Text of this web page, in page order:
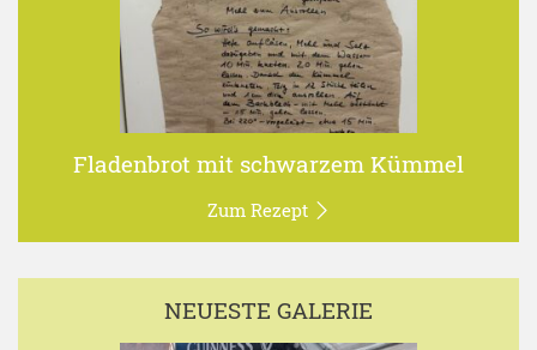
Fladenbrot mit schwarzem Kümmel
Zum Rezept
NEUESTE GALERIE